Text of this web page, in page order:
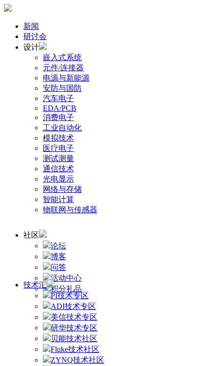
新闻
研讨会
设计
嵌入式系统
元件/连接器
电源与新能源
安防与国防
汽车电子
EDA/PCB
消费电子
工业自动化
模拟技术
医疗电子
测试测量
通信技术
光电显示
网络与存储
智能计算
物联网与传感器
社区
论坛
博客
问答
活动中心
积分礼品
技术汇
PI技术专区
ADI技术专区
美信技术专区
研华技术专区
贝能技术社区
Fluke技术社区
ZYNQ技术社区